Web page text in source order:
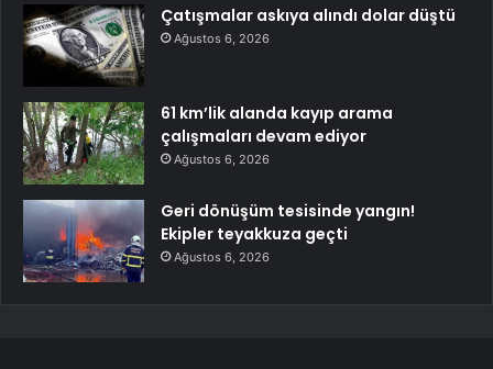
Çatışmalar askıya alındı dolar düştü
Ağustos 6, 2026
61 km’lik alanda kayıp arama
çalışmaları devam ediyor
Ağustos 6, 2026
Geri dönüşüm tesisinde yangın!
Ekipler teyakkuza geçti
Ağustos 6, 2026